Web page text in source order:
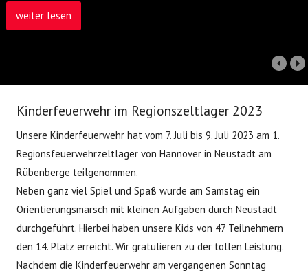
weiter lesen
Kinderfeuerwehr im Regionszeltlager 2023
Unsere Kinderfeuerwehr hat vom 7. Juli bis 9. Juli 2023 am 1.
Regionsfeuerwehrzeltlager von Hannover in Neustadt am
Rübenberge teilgenommen.
Neben ganz viel Spiel und Spaß wurde am Samstag ein
Orientierungsmarsch mit kleinen Aufgaben durch Neustadt
durchgeführt. Hierbei haben unsere Kids von 47 Teilnehmern
den 14. Platz erreicht. Wir gratulieren zu der tollen Leistung.
Nachdem die Kinderfeuerwehr am vergangenen Sonntag